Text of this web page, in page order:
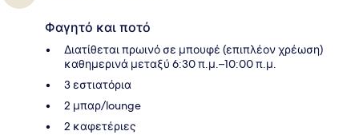
Φαγητό και ποτό
Διατίθεται πρωινό σε μπουφέ (επιπλέον χρέωση)
καθημερινά μεταξύ 6:30 π.μ.–10:00 π.μ.
3 εστιατόρια
2 μπαρ/lounge
2 καφετέριες